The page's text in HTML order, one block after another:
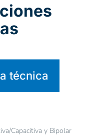
técnica
Capacitiva y Bipolar